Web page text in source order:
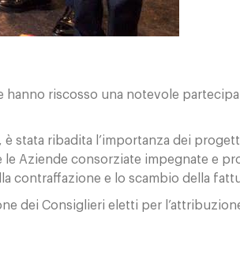
hanno riscosso una notevole
stata ribadita l’importanza dei
Aziende consorziate impegnate e
contraffazione e lo scambio della
dei Consiglieri eletti per